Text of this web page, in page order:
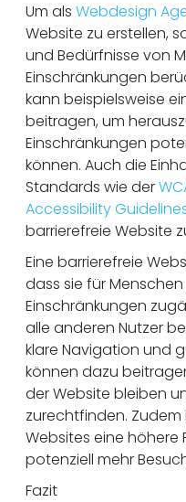
Um als Webdesign
Website zu erstellen,
und Bedürfnisse von
Einschränkungen
kann beispielsweise
beitragen, um
Einschränkungen
können. Auch die
Standards wie der
Accessibility
barrierefreie Website
Eine barrierefreie
dass sie für
Einschränkungen
alle anderen Nutzer
klare Navigation und
können dazu
der Website bleiben
zurechtfinden.
Websites eine höhere
potenziell mehr
Fazit